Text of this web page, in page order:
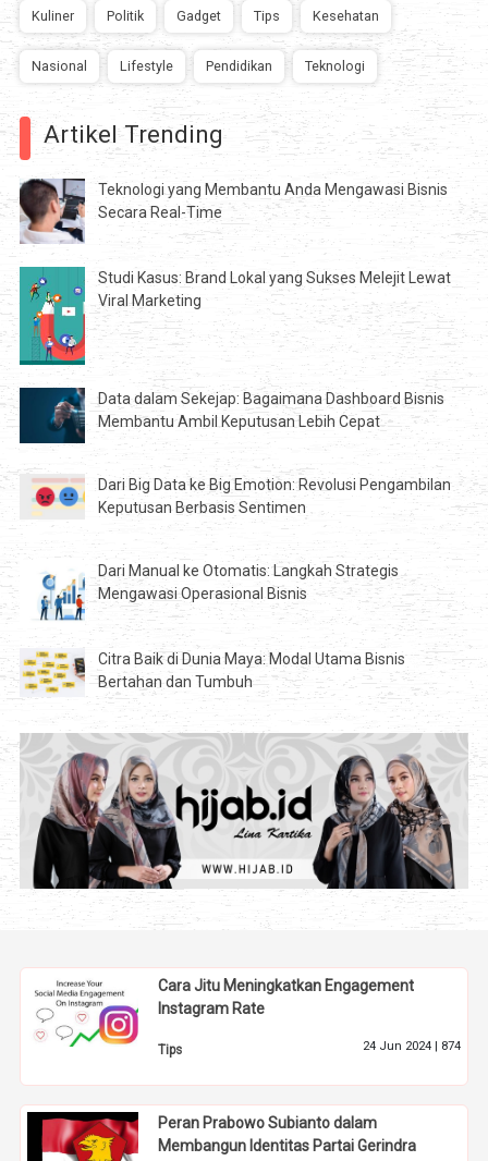
Kuliner Politik Gadget Tips Kesehatan
Nasional Lifestyle Pendidikan Teknologi
Artikel Trending
Teknologi yang Membantu Anda Mengawasi Bisnis
Secara Real-Time
Studi Kasus: Brand Lokal yang Sukses Melejit Lewat
Viral Marketing
Data dalam Sekejap: Bagaimana Dashboard Bisnis
Membantu Ambil Keputusan Lebih Cepat
Dari Big Data ke Big Emotion: Revolusi Pengambilan
Keputusan Berbasis Sentimen
Dari Manual ke Otomatis: Langkah Strategis
Mengawasi Operasional Bisnis
Citra Baik di Dunia Maya: Modal Utama Bisnis
Bertahan dan Tumbuh
Cara Jitu Meningkatkan Engagement
Instagram Rate
Tips 24 Jun 2024 | 874
Peran Prabowo Subianto dalam
Membangun Identitas Partai Gerindra